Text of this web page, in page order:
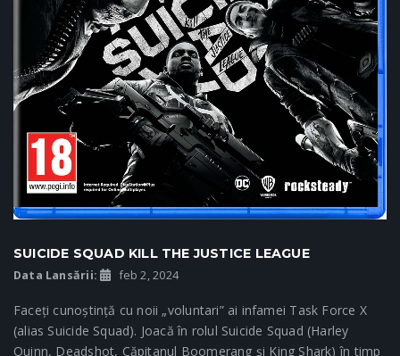
SUICIDE SQUAD KILL THE JUSTICE LEAGUE
Data Lansării: feb 2, 2024
Faceți cunoștință cu noii „voluntari” ai infamei Task Force X
(alias Suicide Squad). Joacă în rolul Suicide Squad (Harley
Quinn, Deadshot, Căpitanul Boomerang și King Shark) în timp